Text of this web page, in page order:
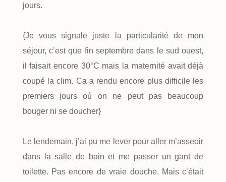
jours.
{Je vous signale juste la particularité de mon
séjour, c’est que fin septembre dans le sud ouest,
il faisait encore 30°C mais la maternité avait déjà
coupé la clim. Ca a rendu encore plus difficile les
premiers jours où on ne peut pas beaucoup
bouger ni se doucher}
Le lendemain, j’ai pu me lever pour aller m’asseoir
dans la salle de bain et me passer un gant de
toilette. Pas encore de vraie douche. Mais c’était